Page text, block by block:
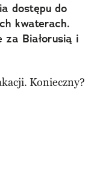
dostępu do
kwaterach.
za Białorusią i